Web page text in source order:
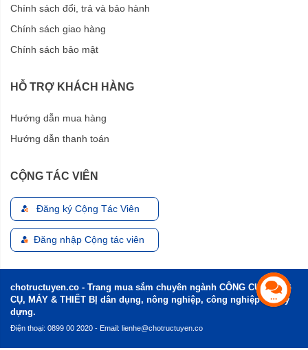
Chính sách đổi, trả và bảo hành
Chính sách giao hàng
Chính sách bảo mật
HỖ TRỢ KHÁCH HÀNG
Hướng dẫn mua hàng
Hướng dẫn thanh toán
CỘNG TÁC VIÊN
Đăng ký Cộng Tác Viên
Đăng nhập Cộng tác viên
chotructuyen.co - Trang mua sắm chuyên ngành CÔNG CỤ, DỤNG
CỤ, MÁY & THIẾT BỊ dân dụng, nông nghiệp, công nghiệp và xây
dựng.
Điện thoại: 0899 00 2020 - Email: lienhe@chotructuyen.co